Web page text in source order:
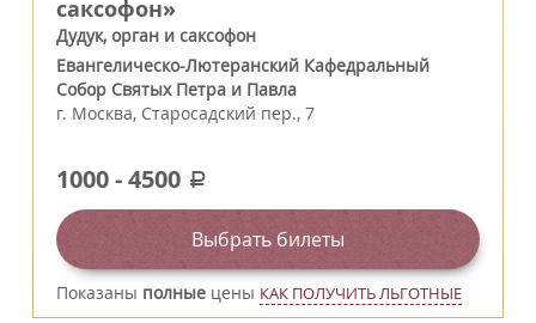
саксофон»
Дудук, орган и саксофон
Евангелическо-Лютеранский Кафедральный
Собор Святых Петра и Павла
г. Москва, Старосадский пер., 7
1000-4500 a
Выбрать билеты
Показаны полные цены КАК ПОЛУЧИТЬ ЛЬГОТНЫЕ